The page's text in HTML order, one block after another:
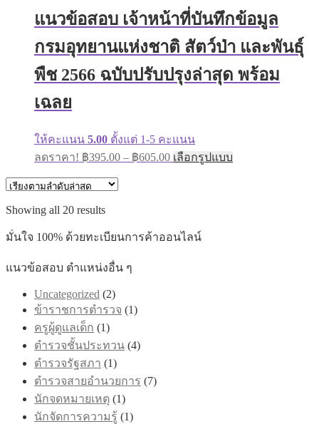
The
options
be
chosen
on
the
แนวข้อสอบ เจ้าหน้าที่บันทึกข้อมูล
กรมอุทยานแห่งชาติ สัตว์ป่า และพันธุ์
พืช 2566 ฉบับปรับปรุงล่าสุด พร้อม
เฉลย
ให้คะแนน 5.00 ตั้งแต่ 1-5 คะแนน
ลดราคา! ฿395.00 – ฿605.00Price
range:
เลือกรูปแบบ
product
Showing all 20 resultsSorted
latest
มั่นใจ 100% ด้วยทะเบียนการค้าออนไลน์
แนวข้อสอบ ตำแหน่งอื่น ๆ
Uncategorized (2)
ข้าราชการตำรวจ (1)
ครูผู้ดูแลเด็ก (1)
ตำรวจชั้นประทวน (4)
ตำรวจรัฐสภา (1)
ตำรวจสายอำนวยการ (7)
นักจดหมายเหตุ (1)
นักจัดการความรู้ (1)